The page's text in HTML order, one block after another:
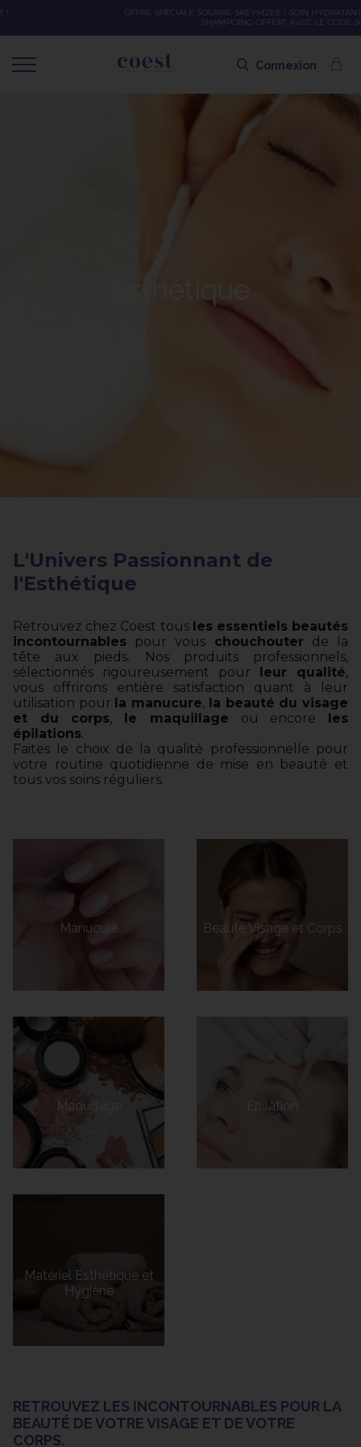
OFFRE SPÉCIALE SOLAIRE SKEYMZEE ! SOIN HYDRATANT + SPRAY + SHAMPOING =
SHAMPOING OFFERT AVEC LE CODE SOLAIRE
Connexion
Esthétique
L'Univers Passionnant de
l'Esthétique
Retrouvez chez Coest tous les essentiels beautés
incontournables pour vous chouchouter de la
tête aux pieds. Nos produits professionnels,
sélectionnés rigoureusement pour leur qualité,
vous offrirons entière satisfaction quant à leur
utilisation pour la manucure, la beauté du visage
et du corps, le maquillage ou encore les
épilations.
Faites le choix de la qualité professionnelle pour
votre routine quotidienne de mise en beauté et
tous vos soins réguliers.
Manucure Beauté Visage et Corps
Maquillage Épilation
Matériel Esthétique et
Hygiène
RETROUVEZ LES INCONTOURNABLES POUR LA
BEAUTÉ DE VOTRE VISAGE ET DE VOTRE
CORPS.